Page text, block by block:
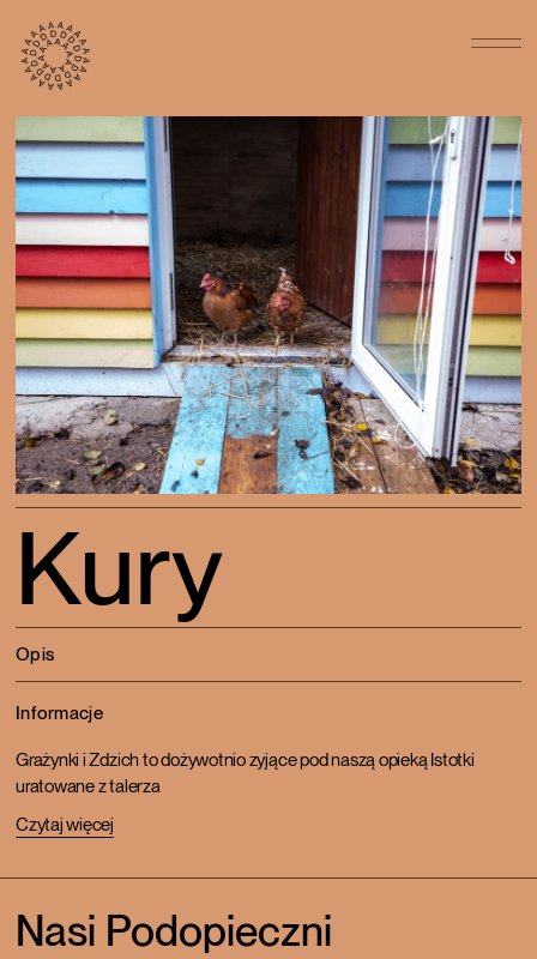
Kury
Opis
Informacje
Grażynki i Zdzich to dożywotnio zyjące pod naszą opieką Istotki
uratowane z talerza
Czytaj więcej
Nasi Podopieczni